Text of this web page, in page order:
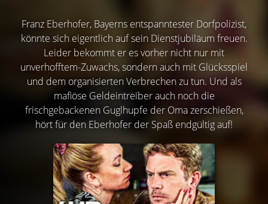
Franz Eberhofer, Bayerns entspanntester Dorfpolizist,
könnte sich eigentlich auf sein Dienstjubiläum freuen.
Leider bekommt er es vorher nicht nur mit
unverhofftem-Zuwachs, sondern auch mit Glücksspiel
und dem organisierten Verbrechen zu tun. Und als
mafiöse Geldeintreiber auch noch die
frischgebackenen Guglhupfe der Oma zerschießen,
hört für den Eberhofer der Spaß endgültig auf!